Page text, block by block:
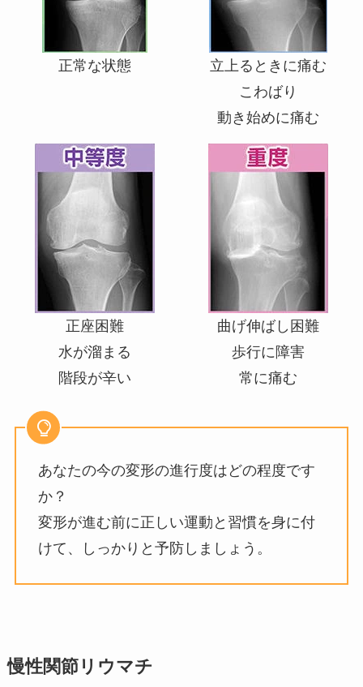
正常な状態
立上るときに痛む
こわばり
動き始めに痛む
正座困難
水が溜まる
階段が辛い
曲げ伸ばし困難
歩行に障害
常に痛む
あなたの今の変形の進行度はどの程度です
か？
変形が進む前に正しい運動と習慣を身に付
けて、しっかりと予防しましょう。
慢性関節リウマチ